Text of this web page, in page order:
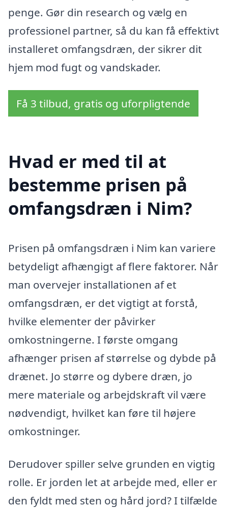
penge. Gør din research og vælg en
professionel partner, så du kan få effektivt
installeret omfangsdræn, der sikrer dit
hjem mod fugt og vandskader.
Få 3 tilbud, gratis og uforpligtende
Hvad er med til at
bestemme prisen på
omfangsdræn i Nim?
Prisen på omfangsdræn i Nim kan variere
betydeligt afhængigt af flere faktorer. Når
man overvejer installationen af et
omfangsdræn, er det vigtigt at forstå,
hvilke elementer der påvirker
omkostningerne. I første omgang
afhænger prisen af størrelse og dybde på
drænet. Jo større og dybere dræn, jo
mere materiale og arbejdskraft vil være
nødvendigt, hvilket kan føre til højere
omkostninger.
Derudover spiller selve grunden en vigtig
rolle. Er jorden let at arbejde med, eller er
den fyldt med sten og hård jord? I tilfælde